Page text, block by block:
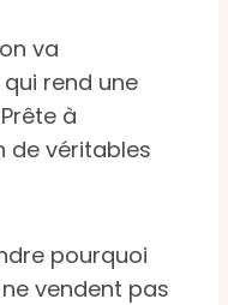
va
rend une
à
de véritables
pourquoi
vendent pas